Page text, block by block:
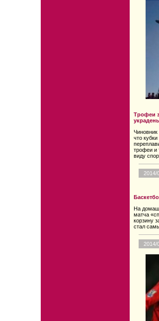
Трофеи
Чиновник
что
трофеи и
виду
2014/
На
матча
корзину
стал
2014/